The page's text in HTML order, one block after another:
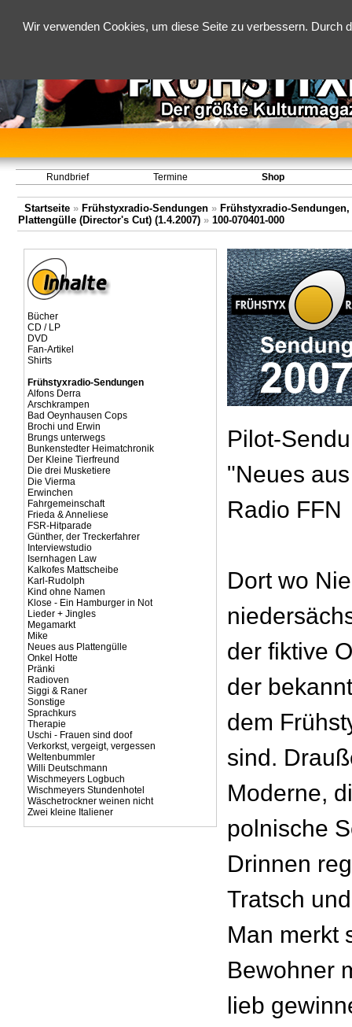
Wir verwenden Cookies, um diese Seite zu verbessern.
Rundbrief Termine Shop
Startseite » Frühstyxradio-Sendungen » Frühstyxradio-
Plattengülle (Director's Cut) (1.4.2007) » 100-070401-000
Bücher
CD / LP
DVD
Fan-Artikel
Shirts
Frühstyxradio-Sendungen
Alfons Derra
Arschkrampen
Bad Oeynhausen Cops
Brochi und Erwin
Brungs unterwegs
Bunkenstedter Heimatchronik
Der Kleine Tierfreund
Die drei Musketiere
Die Vierma
Erwinchen
Fahrgemeinschaft
Frieda & Anneliese
FSR-Hitparade
Günther, der Treckerfahrer
Interviewstudio
Isernhagen Law
Kalkofes Mattscheibe
Karl-Rudolph
Kind ohne Namen
Klose - Ein Hamburger in Not
Lieder + Jingles
Megamarkt
Mike
Neues aus Plattengülle
Onkel Hotte
Pränki
Radioven
Siggi & Raner
Sonstige
Sprachkurs
Therapie
Uschi - Frauen sind doof
Verkorkst, vergeigt, vergessen
Weltenbummler
Willi Deutschmann
Wischmeyers Logbuch
Wischmeyers Stundenhotel
Wäschetrockner weinen nicht
Zwei kleine Italiener
Pilot-
"Neues
Radio FFN
Dort wo
der fiktive
der
dem
sind.
Moderne,
polnische
Drinnen
Tratsch
Man merkt
Bewohner
lieb